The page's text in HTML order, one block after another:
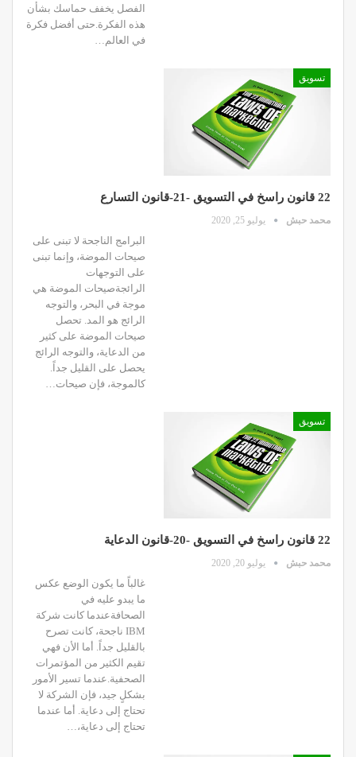
الفصل يخفف حماسك بشأن
هذه الفكرة.حتى أفضل فكرة
في العالم…
تسويق
22 قانون راسخ في التسويق -21-قانون التسارع
محمد حبش يوليو 25, 2020
البرامج الناجحة لا تبنى على
صيحات الموضة، وإنما تبنى
على التوجهات
الرائجةصيحات الموضة هي
موجة في البحر، والتوجه
الرائج هو المد. تحصل
صيحات الموضة على كثير
من الدعاية، والتوجه الرائج
يحصل على القليل جداً.
كالموجة، فإن صيحات…
تسويق
22 قانون راسخ في التسويق -20-قانون الدعاية
محمد حبش يوليو 20, 2020
غالباً ما يكون الوضع عكس
ما يبدو عليه في
الصحافةعندما كانت شركة
IBM ناجحة، كانت تصرح
بالقليل جداً. أما الأن فهي
تقيم الكثير من المؤتمرات
الصحفية.عندما تسير الأمور
بشكلٍ جيد، فإن الشركة لا
تحتاج إلى دعاية. أما عندما
تحتاج إلى دعاية،…